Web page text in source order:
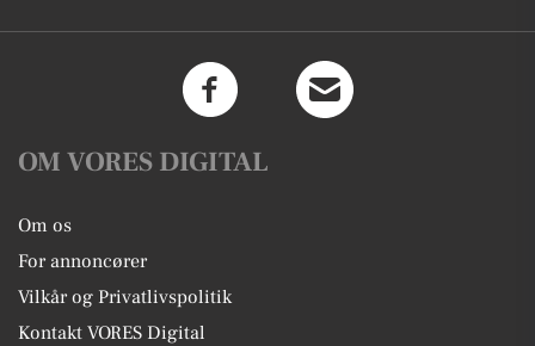
OM VORES DIGITAL
Om os
For annoncører
Vilkår og Privatlivspolitik
Kontakt VORES Digital